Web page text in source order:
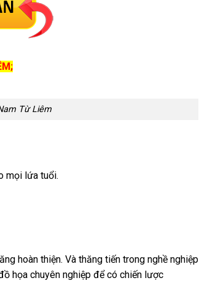
Từ Liêm
mọi lứa tuổi.
hoàn thiện. Và thăng tiến trong nghề nghiệp
họa chuyên nghiệp để có chiến lược